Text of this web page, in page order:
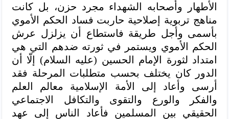
الأطهار وأصحابه الشهداء مجرد حزن، بل كانت
مناهج تربوية إصلاحية حاربت فساد الحكم الأموي
بأسمى وأجل طريقة فاستطاع أن يزلزل عرش
الحكم الأموي ويستمر في ثورته ضدهم التي هي
امتداد لثورة الإمام الحسين (عليه السلام) إلّا أن
الدور كان يختلف بحسب متطلبات المرحلة فقد
أرسى وأعاد إلى الأمة الإسلامية معالم العلم
والفكر والورع والتقوى والتكافل الاجتماعي
الحقيقي بين المسلمين فأعاد الناس إلى عهد